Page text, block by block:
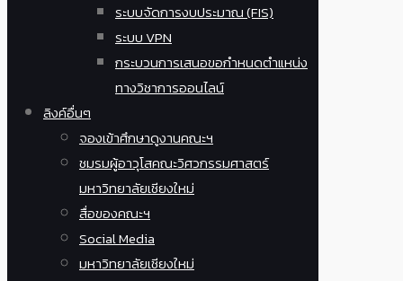
ระบบจัดการงบประมาณ (FIS)
ระบบ VPN
กระบวนการเสนอขอกำหนดตำแหน่ง
ทางวิชาการออนไลน์
ลิงค์อื่นๆ
จองเข้าศึกษาดูงานคณะฯ
ชมรมผู้อาวุโสคณะวิศวกรรมศาสตร์
มหาวิทยาลัยเชียงใหม่
สื่อของคณะฯ
Social Media
มหาวิทยาลัยเชียงใหม่